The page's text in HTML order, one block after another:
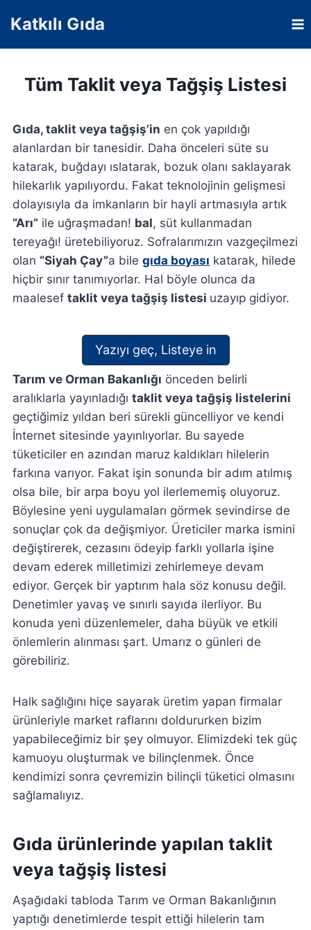
content
Katkılı Gıda
Tüm Taklit veya Tağşiş Listesi
Gıda, taklit veya tağşiş’in en çok yapıldığı
alanlardan bir tanesidir. Daha önceleri süte su
katarak, buğdayı ıslatarak, bozuk olanı saklayarak
hilekarlık yapılıyordu. Fakat teknolojinin gelişmesi
dolayısıyla da imkanların bir hayli artmasıyla artık
“Arı” ile uğraşmadan! bal, süt kullanmadan
tereyağı! üretebiliyoruz. Sofralarımızın vazgeçilmezi
olan “Siyah Çay”a bilegıda boyası katarak, hilede
hiçbir sınır tanımıyorlar. Hal böyle olunca da
maaleseftaklit veya tağşiş listesi uzayıp gidiyor.
Yazıyı geç, Listeye in
Tarım ve Orman Bakanlığı önceden belirli
aralıklarla yayınladığıtaklit veya tağşiş listelerini
geçtiğimiz yıldan beri sürekli güncelliyor ve kendi
İnternet sitesinde yayınlıyorlar. Bu sayede
tüketiciler en azından maruz kaldıkları hilelerin
farkına varıyor. Fakat işin sonunda bir adım atılmış
olsa bile, bir arpa boyu yol ilerlememiş oluyoruz.
Böylesine yeni uygulamaları görmek sevindirse de
sonuçlar çok da değişmiyor. Üreticiler marka ismini
değiştirerek, cezasını ödeyip farklı yollarla işine
devam ederek milletimizi zehirlemeye devam
ediyor. Gerçek bir yaptırım hala söz konusu değil.
Denetimler yavaş ve sınırlı sayıda ilerliyor. Bu
konuda yeni düzenlemeler, daha büyük ve etkili
önlemlerin alınması şart. Umarız o günleri de
görebiliriz.
Halk sağlığını hiçe sayarak üretim yapan firmalar
ürünleriyle market raflarını doldururken bizim
yapabileceğimiz bir şey olmuyor. Elimizdeki tek güç
kamuoyu oluşturmak ve bilinçlenmek. Önce
kendimizi sonra çevremizin bilinçli tüketici olmasını
sağlamalıyız.
Gıda ürünlerinde yapılan taklit
veya tağşiş listesi
Aşağıdaki tabloda Tarım ve Orman Bakanlığının
yaptığı denetimlerde tespit ettiği hilelerin tam